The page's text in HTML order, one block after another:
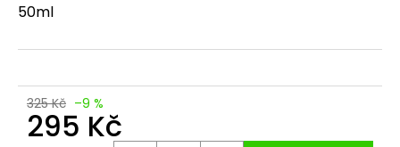
50ml
325 Kč –9 %
295 Kč
D
p
o